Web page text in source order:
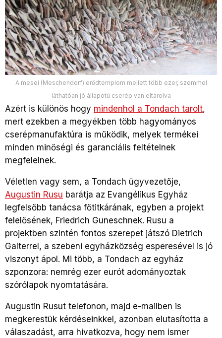
A mesei (Meschendorf) erődtemplom mellett több ezer, szemmel
láthatóan jó állapotú cserép van eltárolva
Azért is különös hogy mindenhol a Tondach tarolt,
mert ezekben a megyékben több hagyományos
cserépmanufaktúra is működik, melyek termékei
minden minőségi és garanciális feltételnek
megfelelnek.
Véletlen vagy sem, a Tondach ügyvezetője,
Augustin Rusu barátja az Evangélikus Egyház
legfelsőbb tanácsa főtitkárának, egyben a projekt
felelősének, Friedrich Guneschnek. Rusu a
projektben szintén fontos szerepet játszó Dietrich
Galterrel, a szebeni egyházközség esperesével is jó
viszonyt ápol. Mi több, a Tondach az egyház
szponzora: nemrég ezer eurót adományoztak
szórólapok nyomtatására.
Augustin Rusut telefonon, majd e-mailben is
megkerestük kérdéseinkkel, azonban elutasította a
válaszadást, arra hivatkozva, hogy nem ismer